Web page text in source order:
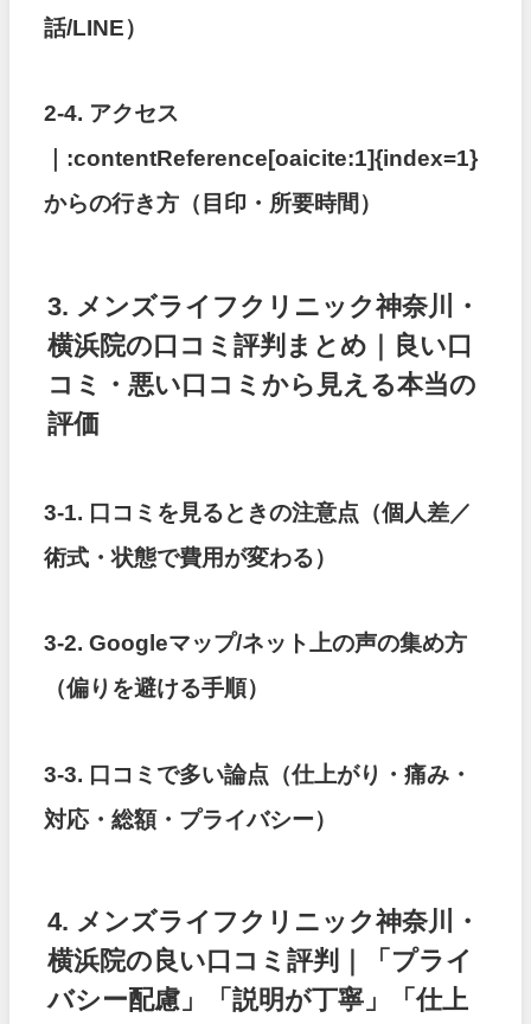
話/LINE）
2-4. アクセス
:contentReference[oaicite:1]{index=1}
からの行き方（目印・所要時間）
3. メンズライフクリニック神奈川・
横浜院の口コミ評判まとめ｜良い口
コミ・悪い口コミから見える本当の
評価
3-1. 口コミを見るときの注意点（個人差／
術式・状態で費用が変わる）
3-2. Googleマップ/ネット上の声の集め方
（偏りを避ける手順）
3-3. 口コミで多い論点（仕上がり・痛み・
対応・総額・プライバシー）
4. メンズライフクリニック神奈川・
横浜院の良い口コミ評判｜「プライ
バシー配慮」「説明が丁寧」「仕上